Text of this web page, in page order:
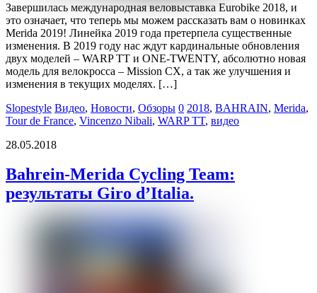
Завершилась международная веловыставка Eurobike 2018, и
это означает, что теперь мы можем рассказать вам о новинках
Merida 2019! Линейка 2019 года претерпела существенные
изменения. В 2019 году нас ждут кардинальные обновления
двух моделей – WARP TT и ONE-TWENTY, абсолютно новая
модель для велокросса – Mission CX, а так же улучшения и
изменения в текущих моделях. […]
Slopestyle Видео, Новости, Обзоры 0 2018, BAHRAIN, Merida,
Tour de France, Vincenzo Nibali, WARP TT, видео
28.05.2018
Bahrein-Merida Cycling Team:
результаты Giro d’Italia.